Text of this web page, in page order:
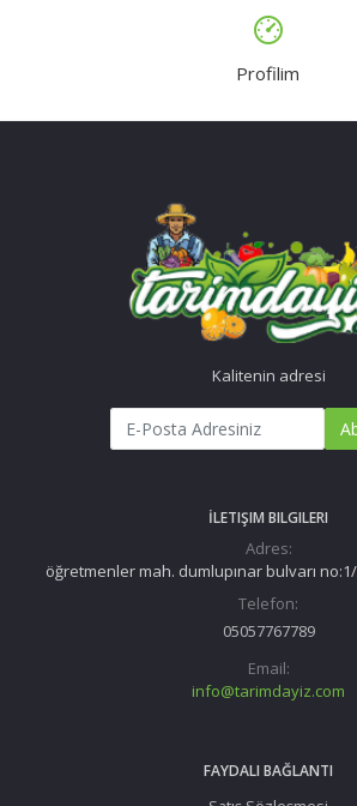
Profilim
Kalitenin adresi
İLETIŞIM BILGILERI
Adres:
öğretmenler mah. dumlupınar bulvarı
Telefon:
05057767789
Email:
info@tarimdayiz.com
FAYDALI BAĞLANTI